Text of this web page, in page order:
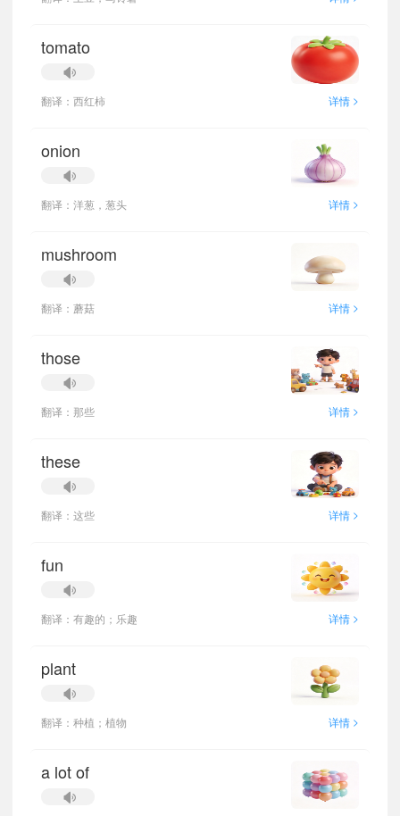
tomato
翻译：西红柿 详情 >
onion
翻译：洋葱，葱头 详情 >
mushroom
翻译：蘑菇 详情 >
those
翻译：那些 详情 >
these
翻译：这些 详情 >
fun
翻译：有趣的；乐趣 详情 >
plant
翻译：种植；植物 详情 >
a lot of